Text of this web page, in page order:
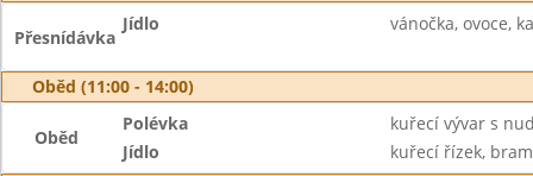
Přesnídávka
Jídlo vánočka, ovoce,
Oběd (11:00 - 14:00)
Oběd
Polévka
kuřecí vývar s
Jídlo
kuřecí řízek,